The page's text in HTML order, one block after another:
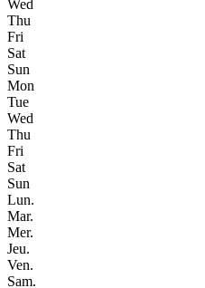
Wed
Thu
Fri
Sat
Sun
Mon
Tue
Wed
Thu
Fri
Sat
Sun
Lun.
Mar.
Mer.
Jeu.
Ven.
Sam.